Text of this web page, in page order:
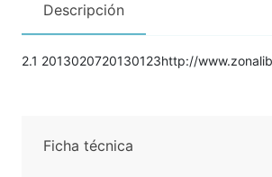
Descripción
2.1 2013020720130123http://
Ficha técnica